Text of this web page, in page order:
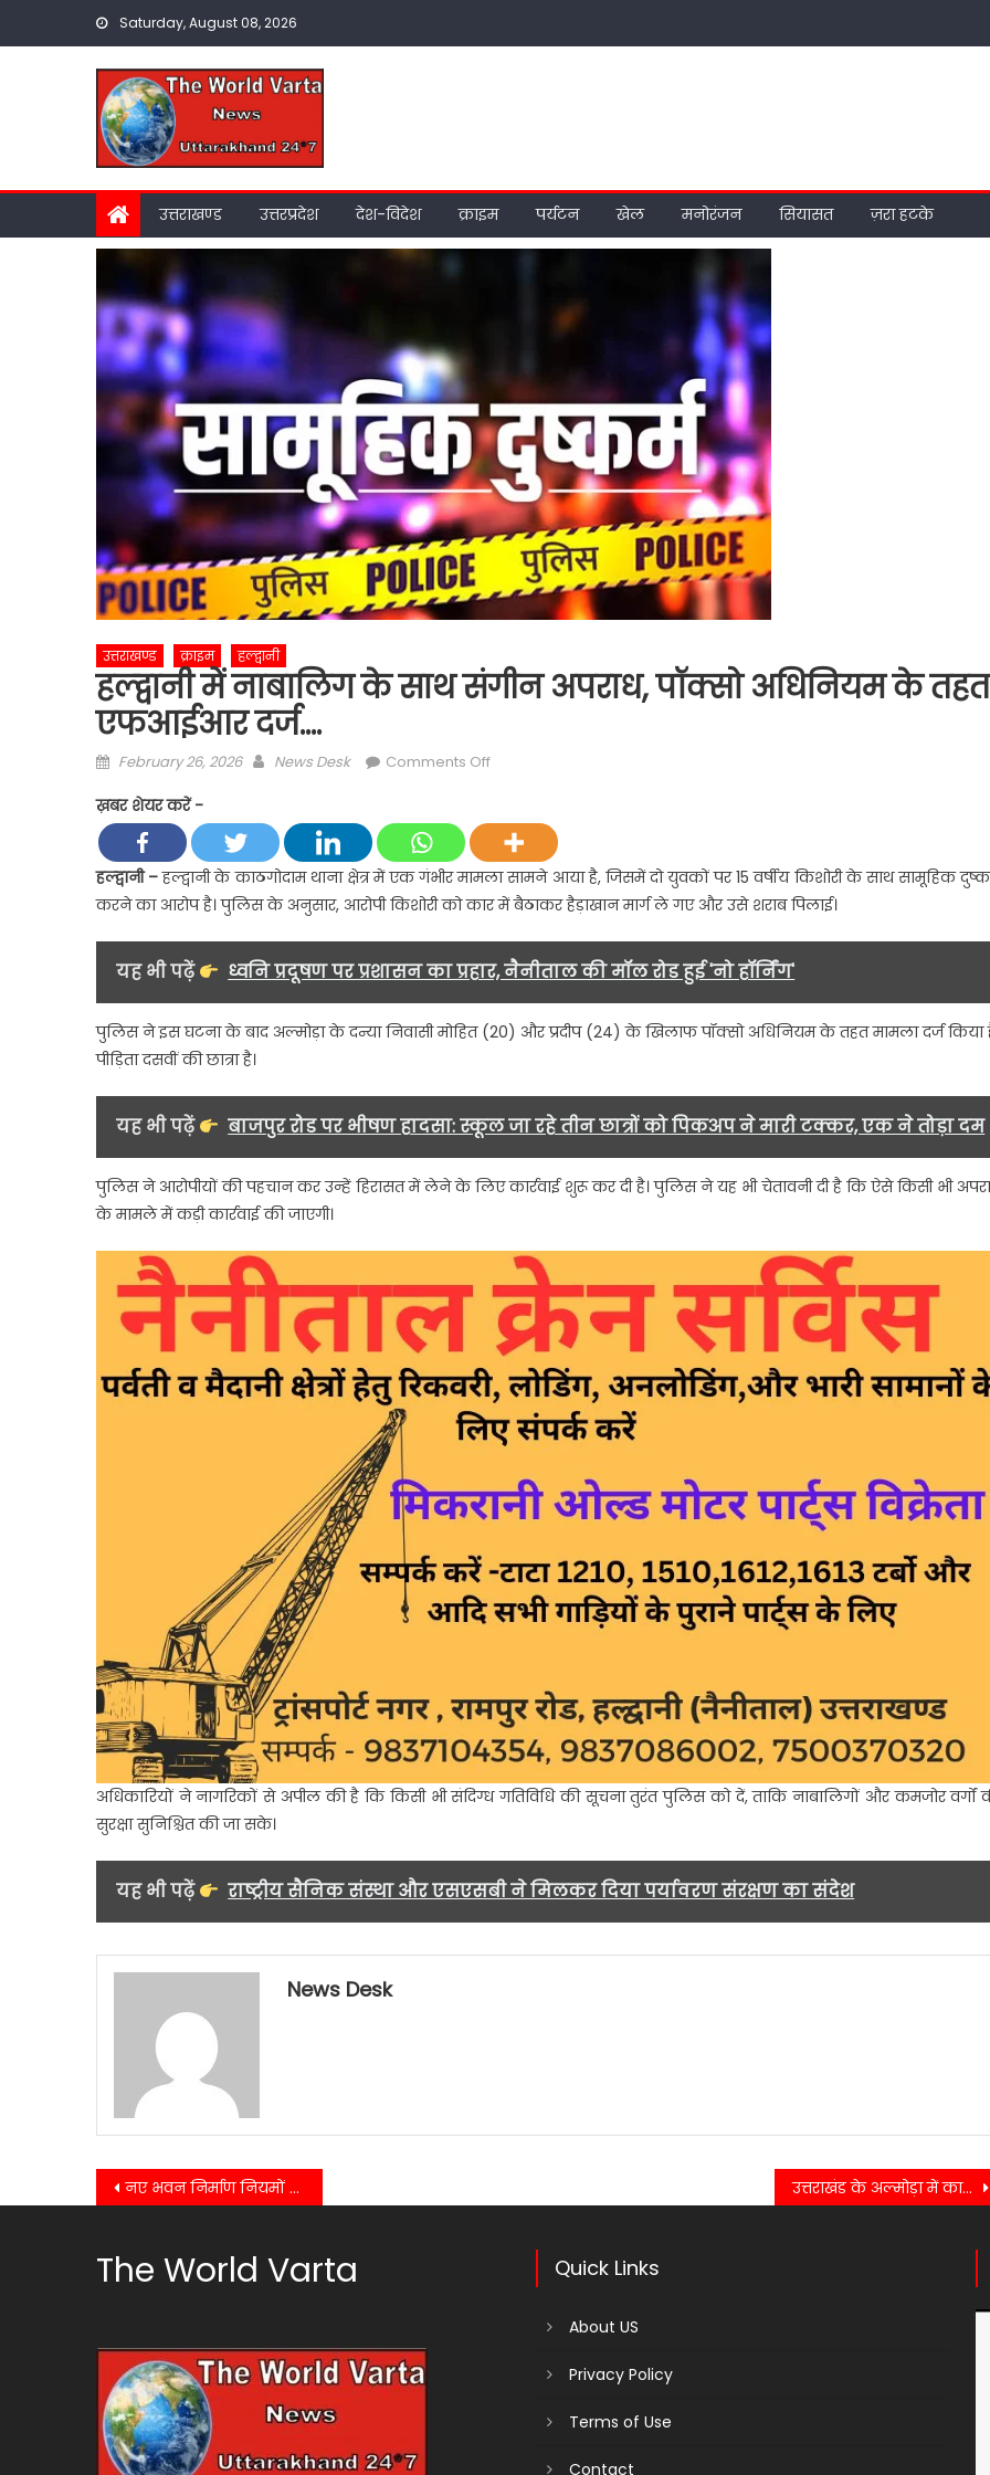
Saturday, August 08, 2026
उत्तराखण्ड उत्तरप्रदेश देश-विदेश क्राइम पर्यटन खेल मनोरंजन सियासत ज़रा हटके
उत्तराखण्ड क्राइम हल्द्वानी
हल्द्वानी में नाबालिग के साथ संगीन अपराध, पॉक्सो अधिनियम के तहत
एफआईआर दर्ज….
Posted
February 26, 2026 Author
News Desk Comments Offon
नाबालिग
के
साथ
संगीन
अपराध,
पॉक्सो
तहत
ख़बर शेयर करें -
हल्द्वानी –हल्द्वानी के काठगोदाम थाना क्षेत्र में एक गंभीर मामला सामने आया है, जिसमें दो युवकों पर 15 वर्षीय किशोरी के साथ सामूहिक
करने का आरोप है। पुलिस के अनुसार, आरोपी किशोरी को कार में बैठाकर हैड़ाखान मार्ग ले गए और उसे शराब पिलाई।
यह भी पढ़ें ध्वनि प्रदूषण पर प्रशासन का प्रहार, नैनीताल की मॉल रोड हुई 'नो हॉर्निंग'
पुलिस ने इस घटना के बाद अल्मोड़ा के दन्या निवासी मोहित (20) और प्रदीप (24) के खिलाफ पॉक्सो अधिनियम के तहत मामला दर्ज किया
पीड़िता दसवीं की छात्रा है।
यह भी पढ़ें बाजपुर रोड पर भीषण हादसा: स्कूल जा रहे तीन छात्रों को पिकअप ने मारी टक्कर, एक ने तोड़ा दम
पुलिस ने आरोपीयों की पहचान कर उन्हें हिरासत में लेने के लिए कार्रवाई शुरू कर दी है। पुलिस ने यह भी चेतावनी दी है कि ऐसे किसी भी
के मामले में कड़ी कार्रवाई की जाएगी।
अधिकारियों ने नागरिकों से अपील की है कि किसी भी संदिग्ध गतिविधि की सूचना तुरंत पुलिस को दें, ताकि नाबालिगों और कमजोर वर्गों
सुरक्षा सुनिश्चित की जा सके।
यह भी पढ़ें राष्ट्रीय सैनिक संस्था और एसएसबी ने मिलकर दिया पर्यावरण संरक्षण का संदेश
News Desk
Post
नए भवन निर्माण नियमों से भवनों को बनाया जाएगा भूकंप प्रतिरोधी…. उत्तराखंड के अल्मोड़ा में कार दुर्घटना, गहरी खाई में गिरने से तीन की जान गई…..
The World Varta Quick Links
About US
Privacy Policy
Terms of Use
Contact